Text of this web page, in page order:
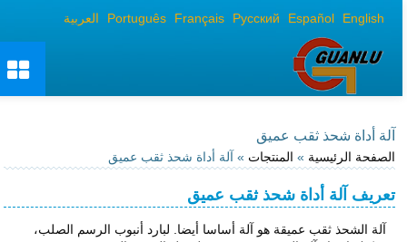
English
Español
Русский
Français
Português العربية
آلة أداة شحذ ثقب عميق
الصفحة الرئيسية»المنتجات» آلة أداة شحذ ثقب عميق
تعريف آلة أداة شحذ ثقب عميق
آلة الشحذ ثقب عميقة هو آلة أساسا أيضا. لبارد أنبوب الرسم الصلب،